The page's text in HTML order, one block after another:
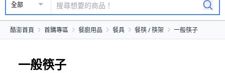
全部
酷澎首頁 首購專區 餐廚用品 餐具 餐筷 / 筷架 一般筷子
一般筷子